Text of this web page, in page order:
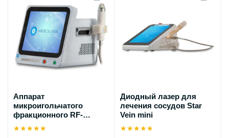
Аппарат
микроигольчатого
фракционного RF-
лифтинга в экспортной
модификации
★★★★★
Диодный лазер для
лечения сосудов Star
Vein mini
★★★★★